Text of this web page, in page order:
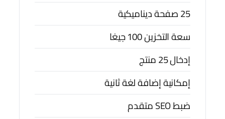
25 صفحة ديناميكية
سعة التخزين 100 جيغا
إدخال 25 منتج
إمكانية إضافة لغة ثانية
ضبط SEO متقدم